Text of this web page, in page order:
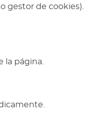
gestor de cookies).
la página.